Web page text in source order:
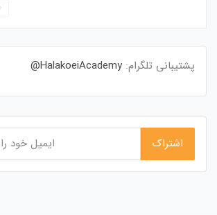
پشتیبانی تلگرام: HalakoeiAcademy@